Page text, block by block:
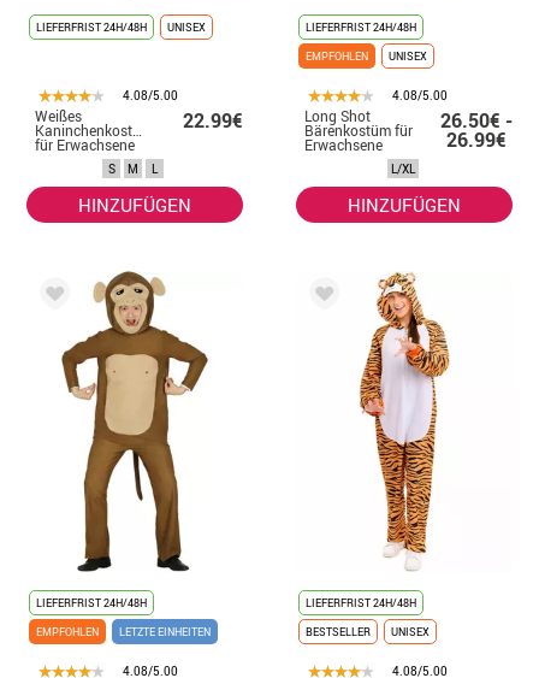
LIEFERFRIST 24H/48H UNISEX
4.08/5.00
Weißes
Kaninchenkostüm
für Erwachsene
22.99€
S M L
HINZUFÜGEN
LIEFERFRIST 24H/48H
EMPFOHLEN
UNISEX
4.08/5.00
Long Shot
Bärenkostüm für
Erwachsene
26.50€ -
26.99€
L/XL
HINZUFÜGEN
LIEFERFRIST 24H/48H
EMPFOHLEN
LETZTE EINHEITEN
4.08/5.00
LIEFERFRIST 24H/48H
BESTSELLER
UNISEX
4.08/5.00